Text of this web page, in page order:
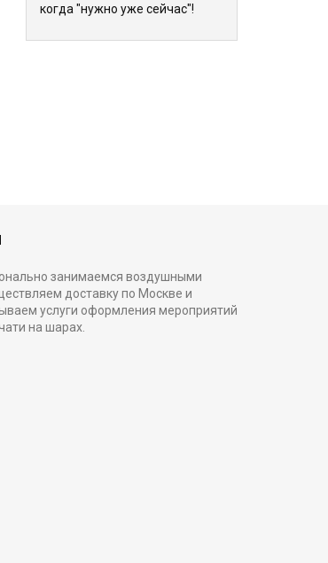
когда "нужно уже сейчас"!
занимаемся воздушными
доставку по Москве и
услуги оформления мероприятий
на шарах.